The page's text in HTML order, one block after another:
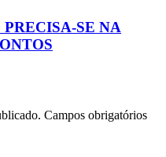
SE NA
Campos obrigatórios